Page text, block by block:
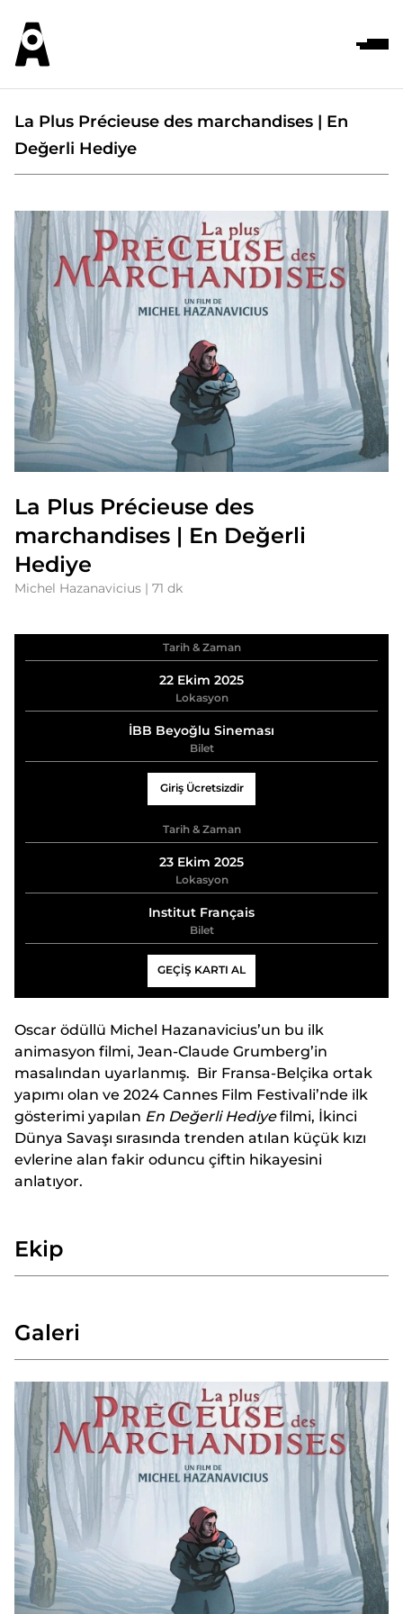
La Plus Précieuse des marchandises | En
Değerli Hediye
La Plus Précieuse des
marchandises | En Değerli
Hediye
Michel Hazanavicius | 71 dk
Tarih & Zaman
22 Ekim 2025
Lokasyon
İBB Beyoğlu Sineması
Bilet
Giriş Ücretsizdir
Tarih & Zaman
23 Ekim 2025
Lokasyon
Institut Français
Bilet
GEÇİŞ KARTI AL
Oscar ödüllü Michel Hazanavicius’un bu ilk
animasyon filmi, Jean-Claude Grumberg’in
masalından uyarlanmış. Bir Fransa-Belçika ortak
yapımı olan ve 2024 Cannes Film Festivali’nde ilk
gösterimi yapılan En Değerli Hediyefilmi, İkinci
Dünya Savaşı sırasında trenden atılan küçük kızı
evlerine alan fakir oduncu çiftin hikayesini
anlatıyor.
Ekip
Galeri